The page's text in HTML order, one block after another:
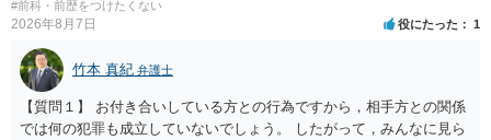
#前科・前歴をつけたくない
2026年8月7日 役にたった 1
竹本 真紀 弁護士
【質問１】 お付き合いしている方との行為ですから，相手方との関係
では何の犯罪も成立していないでしょう。 したがって，みんなに見ら